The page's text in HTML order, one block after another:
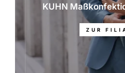
KUHN
ZUR